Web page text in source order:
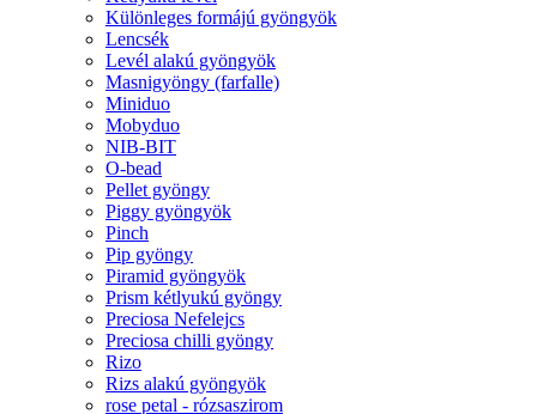
Különleges formájú gyöngyök
Lencsék
Levél alakú gyöngyök
Masnigyöngy (farfalle)
Miniduo
Mobyduo
NIB-BIT
O-bead
Pellet gyöngy
Piggy gyöngyök
Pinch
Pip gyöngy
Piramid gyöngyök
Prism kétlyukú gyöngy
Preciosa Nefelejcs
Preciosa chilli gyöngy
Rizo
Rizs alakú gyöngyök
rose petal - rózsaszirom